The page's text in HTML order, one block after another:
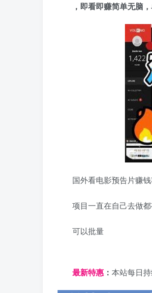
，即看即赚简单无脑
国外看电影预告片赚
项目一直在自己去做
可以批量
最新特惠 ： 本站每日